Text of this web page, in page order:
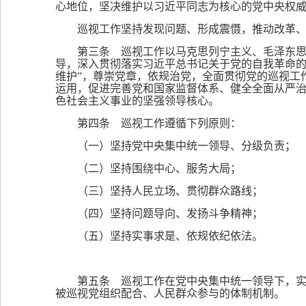
心地位，坚决维护以习近平同志为核心的党中央权
巡视工作坚持发现问题、形成震慑，推动改革
第三条 巡视工作以马克思列宁主义、毛泽东
导，深入贯彻落实习近平总书记关于党的自我革命
维护”，尊崇党章，依规治党，全面贯彻党的巡视
运用，促进完善党和国家监督体系、健全全面从严
色社会主义事业的坚强领导核心。
第四条 巡视工作遵循下列原则：
（一）坚持党中央集中统一领导、分级负责；
（二）坚持围绕中心、服务大局；
（三）坚持人民立场、贯彻群众路线；
（四）坚持问题导向、发扬斗争精神；
（五）坚持实事求是、依规依纪依法。
第五条 巡视工作在党中央集中统一领导下，
被巡视党组织配合、人民群众参与的体制机制。